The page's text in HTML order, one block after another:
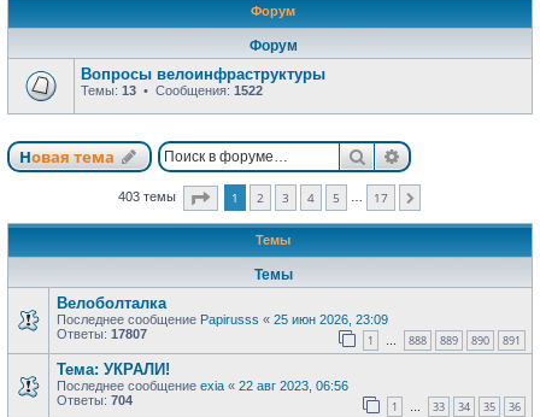
Форум
Форум
Вопросы велоинфраструктуры
Темы: 13 • Сообщения: 1522
Новая тема ПоискРасширенный
403 темы Страница из
1 2 3 4 5 17
Темы
Темы
Велоболталка
Последнее сообщение Papirusss « 25 июн 2026, 23:09
Ответы: 17807 1 … 888 889 890 891
Тема: УКРАЛИ!
Последнее сообщение exia « 22 авг 2023, 06:56
Ответы: 704 1 … 33 34 35 36